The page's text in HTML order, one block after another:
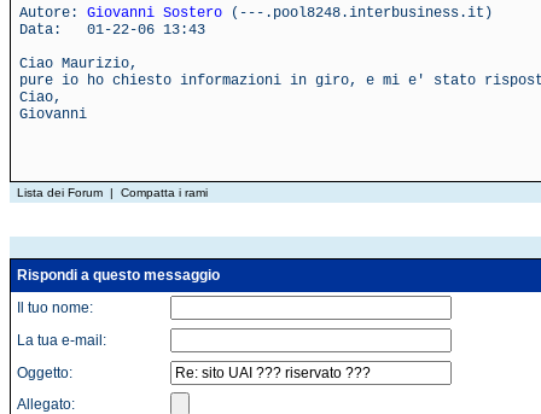
Autore: Giovanni Sostero (---.pool8248.interbusiness.it)
Data: 01-22-06 13:43
Ciao Maurizio,
pure io ho chiesto informazioni in giro, e mi e' stato
Ciao,
Giovanni
Lista dei Forum | Compatta i rami
Rispondi a questo messaggio
Il tuo nome:
La tua e-mail:
Oggetto:
Allegato: